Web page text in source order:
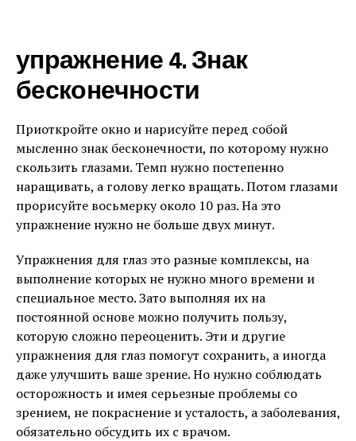
упражнение 4. Знак
бесконечности
Приоткройте окно и нарисуйте перед собой
мысленно знак бесконечности, по которому нужно
скользить глазами. Темп нужно постепенно
наращивать, а голову легко вращать. Потом глазами
прорисуйте восьмерку около 10 раз. На это
упражнение нужно не больше двух минут.
Упражнения для глаз это разные комплексы, на
выполнение которых не нужно много времени и
специальное место. Зато выполняя их на
постоянной основе можно получить пользу,
которую сложно переоценить. Эти и другие
упражнения для глаз помогут сохранить, а иногда
даже улучшить ваше зрение. Но нужно соблюдать
осторожность и имея серьезные проблемы со
зрением, не покраснение и усталость, а заболевания,
обязательно обсудить их с врачом.